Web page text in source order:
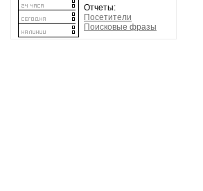
Отчеты:
Посетители
Поисковые фразы